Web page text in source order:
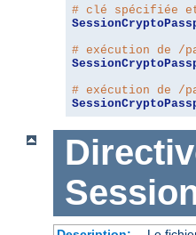
# clé spécifiée
# exécution de /
# exécution de /